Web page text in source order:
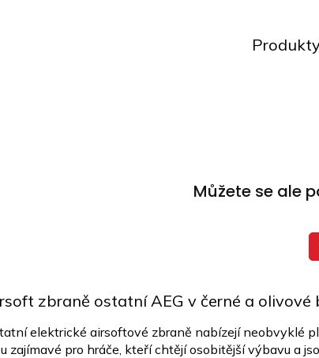
Můžete se ale
zbraně ostatní AEG v černé a olivové
elektrické airsoftové zbraně nabízejí neobvyklé
zajímavé pro hráče, kteří chtějí osobitější výbavu a